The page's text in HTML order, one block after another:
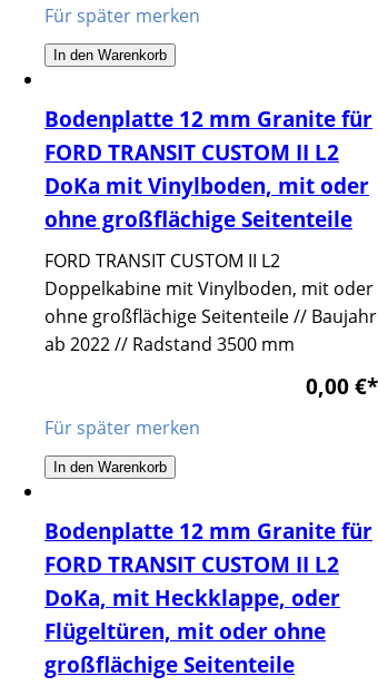
Für später merken
In den Warenkorb
Bodenplatte 12 mm Granite für
FORD TRANSIT CUSTOM II L2
DoKa mit Vinylboden, mit oder
ohne großflächige Seitenteile
FORD TRANSIT CUSTOM II L2
Doppelkabine mit Vinylboden, mit oder
ohne großflächige Seitenteile // Baujahr
ab 2022 // Radstand 3500 mm
0,00 €*
Für später merken
In den Warenkorb
Bodenplatte 12 mm Granite für
FORD TRANSIT CUSTOM II L2
DoKa, mit Heckklappe, oder
Flügeltüren, mit oder ohne
großflächige Seitenteile